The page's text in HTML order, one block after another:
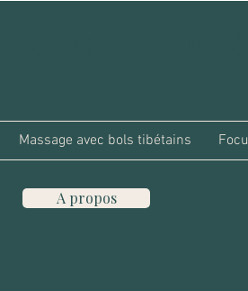
Massage avec bols tibétains
A propos